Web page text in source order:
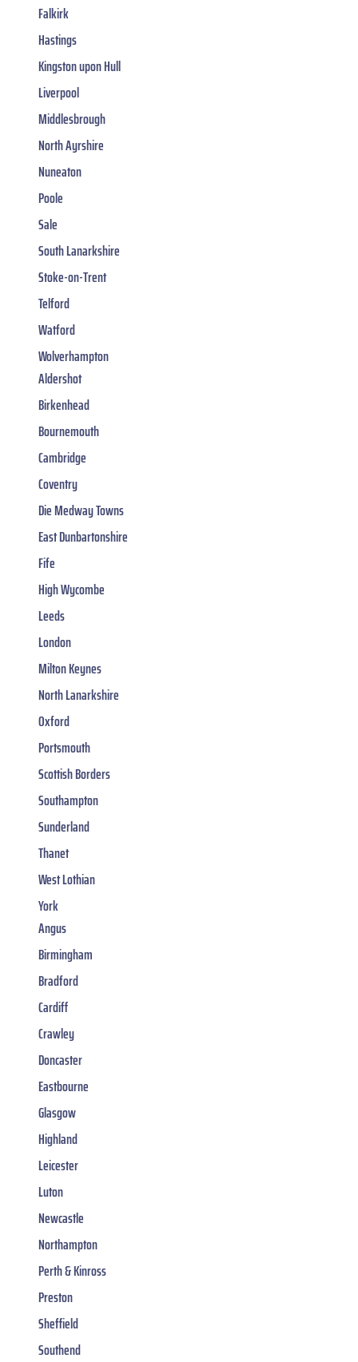
Falkirk
Hastings
Kingston upon Hull
Liverpool
Middlesbrough
North Ayrshire
Nuneaton
Poole
Sale
South Lanarkshire
Stoke-on-Trent
Telford
Watford
Wolverhampton
Aldershot
Birkenhead
Bournemouth
Cambridge
Coventry
Die Medway Towns
East Dunbartonshire
Fife
High Wycombe
Leeds
London
Milton Keynes
North Lanarkshire
Oxford
Portsmouth
Scottish Borders
Southampton
Sunderland
Thanet
West Lothian
York
Angus
Birmingham
Bradford
Cardiff
Crawley
Doncaster
Eastbourne
Glasgow
Highland
Leicester
Luton
Newcastle
Northampton
Perth & Kinross
Preston
Sheffield
Southend